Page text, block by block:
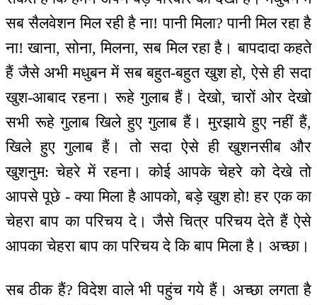
सब सैलवेशन मिल रही है ना! पानी मिला? पानी मिल रहा है
ना! खाना, सोना, मिलना, सब मिल रहा है। बापदादा कहते
हैं जैसे अभी मधुबन में सब बहुत-बहुत खुश हो, ऐसे ही सदा
खुश-आबाद रहना। रूहे गुलाब हैं। देखो, चारों ओर देखो
सभी रूहे गुलाब खिले हुए गुलाब हैं। मुरझाये हुए नहीं हैं,
खिले हुए गुलाब हैं। तो सदा ऐसे ही खुशनसीब और
खुशनुम: चेहरे में रहना। कोई आपके चेहरे को देखे तो
आपसे पूछे - क्या मिला है आपको, बड़े खुश हो! हर एक का
चेहरा बाप का परिचय दे। जैसे चित्र परिचय देते हैं ऐसे
आपका चेहरा बाप का परिचय दे कि बाप मिला है। अच्छा।
सब ठीक हैं? विदेश वाले भी पहुंच गये हैं। अच्छा लगता है